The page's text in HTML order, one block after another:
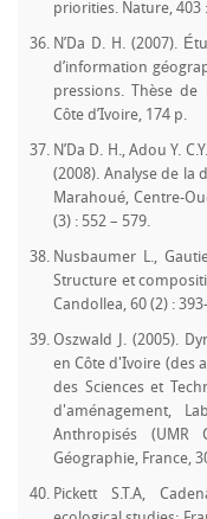
priorities. Nature, 403
N’Da D. H. (2007).
d’information
pressions. Thèse de
Côte d’Ivoire, 174 p.
N’Da D. H., Adou Y.
(2008). Analyse de la
Marahoué, Centre-
(3) : 552 – 579.
Nusbaumer L.,
Structure et
Candollea, 60 (2) :
Oszwald J. (2005).
en Côte d'Ivoire (des
des Sciences et
d'aménagement,
Anthropisés (UMR
Géographie, France,
Pickett S.T.A,